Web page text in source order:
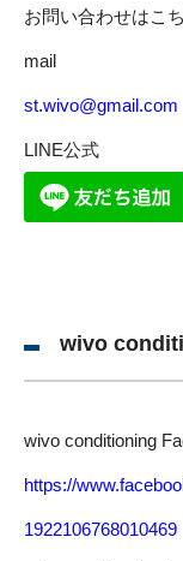
お問い合わせはこ
mail
st.wivo@gmail.com
LINE公式
wivo
wivo conditioning
https://
1922106768010469